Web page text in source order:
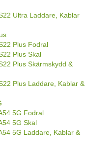
Ultra Laddare, Kablar
Plus Fodral
Plus Skal
Plus Skärmskydd &
Plus Laddare, Kablar &
5G Fodral
5G Skal
5G Laddare, Kablar &